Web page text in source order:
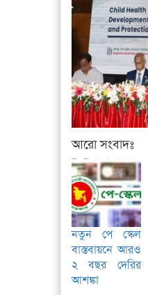
আরো সংবাদঃ
নতুন পে স্কেল
বাস্তবায়নে আরও
২ বছর দেরির
আশঙ্কা